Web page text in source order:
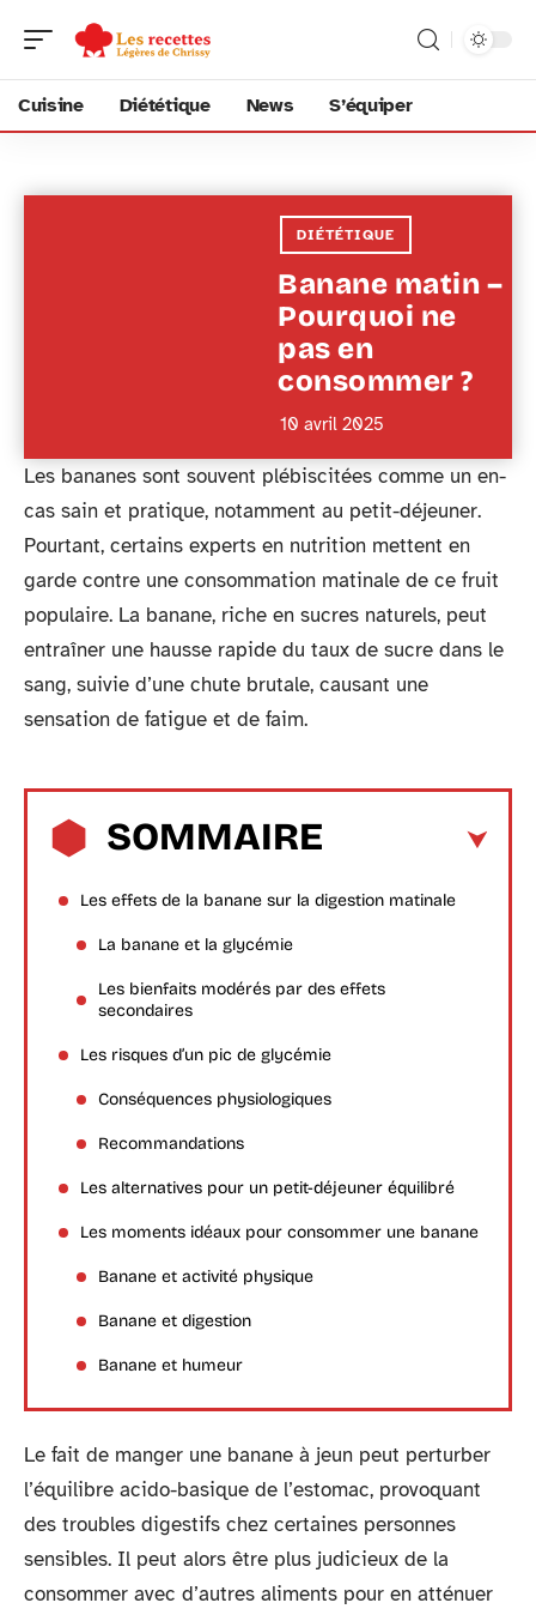
Cuisine Diététique News S’équiper
DIÉTÉTIQUE
Banane matin –
Pourquoi ne
pas en
consommer ?
10 avril 2025
Les bananes sont souvent plébiscitées comme un en-
cas sain et pratique, notamment au petit-déjeuner.
Pourtant, certains experts en nutrition mettent en
garde contre une consommation matinale de ce fruit
populaire. La banane, riche en sucres naturels, peut
entraîner une hausse rapide du taux de sucre dans le
sang, suivie d’une chute brutale, causant une
sensation de fatigue et de faim.
SOMMAIRE
Les effets de la banane sur la digestion matinale
La banane et la glycémie
Les bienfaits modérés par des effets
secondaires
Les risques d’un pic de glycémie
Conséquences physiologiques
Recommandations
Les alternatives pour un petit-déjeuner équilibré
Les moments idéaux pour consommer une banane
Banane et activité physique
Banane et digestion
Banane et humeur
Le fait de manger une banane à jeun peut perturber
l’équilibre acido-basique de l’estomac, provoquant
des troubles digestifs chez certaines personnes
sensibles. Il peut alors être plus judicieux de la
consommer avec d’autres aliments pour en atténuer